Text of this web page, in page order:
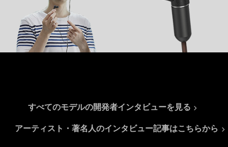
すべてのモデルの開発者インタビューを見る
アーティスト・著名人のインタビュー記事はこちらから